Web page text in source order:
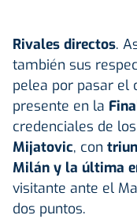
Rivales directos.
también sus
pelea por pasar el
presente en la
credenciales de
Mijatovic, con
Milán y la última
visitante ante el
dos puntos.